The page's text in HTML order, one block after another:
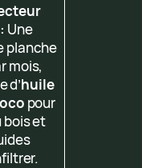
Une
planche
mois,
d’huile
pour
bois et